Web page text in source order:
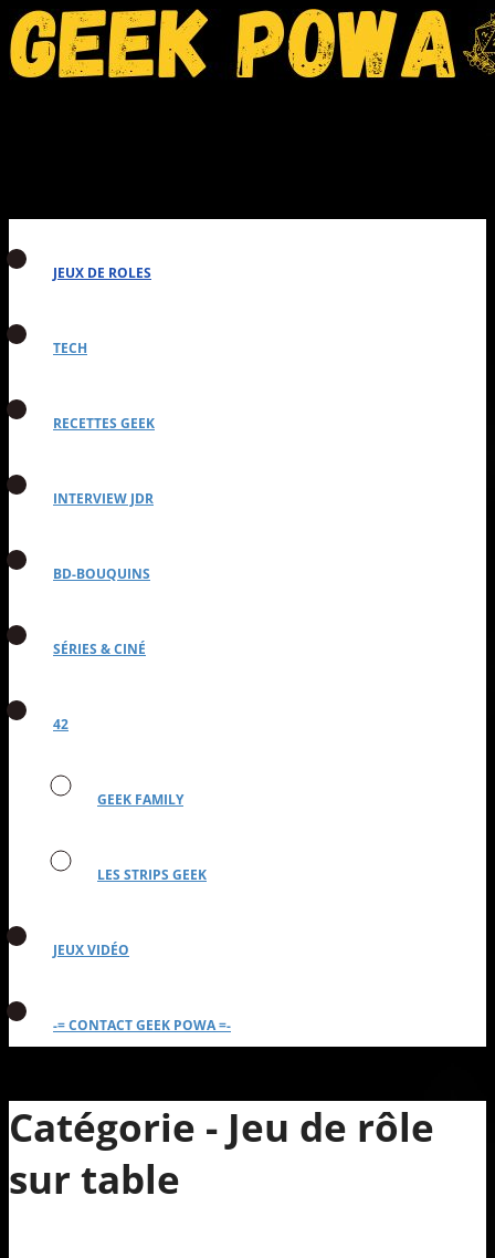
JEUX DE ROLES
TECH
RECETTES GEEK
INTERVIEW JDR
BD-BOUQUINS
SÉRIES & CINÉ
42
GEEK FAMILY
LES STRIPS GEEK
JEUX VIDÉO
-= CONTACT GEEK POWA =-
Catégorie - Jeu de rôle
sur table